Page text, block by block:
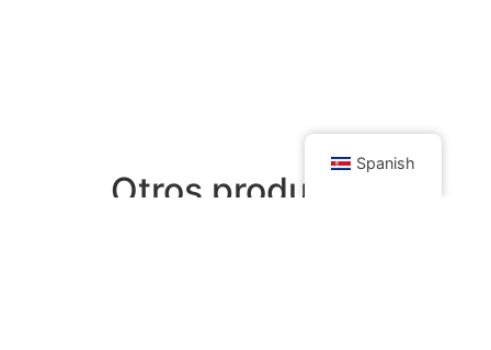
Otros productos
Spanish